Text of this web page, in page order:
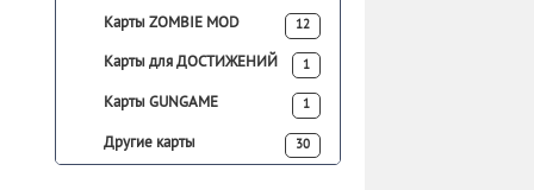
Карты ZOMBIE MOD 12
Карты для ДОСТИЖЕНИЙ 1
Карты GUNGAME 1
Другие карты 30